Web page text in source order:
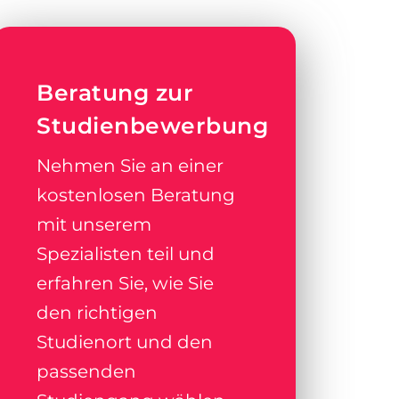
Beratung zur
Studienbewerbung
Nehmen Sie an einer
kostenlosen Beratung
mit unserem
Spezialisten teil und
erfahren Sie, wie Sie
den richtigen
Studienort und den
passenden